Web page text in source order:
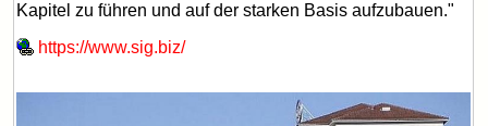
Kapitel zu führen und auf der starken Basis aufzubauen."
https://www.sig.biz/